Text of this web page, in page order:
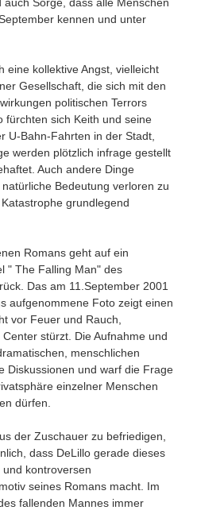
kennen und unter
eine kollektive Angst, vielleicht
Gesellschaft, die sich mit den
politischen Terrors
fürchten sich Keith und seine
U-Bahn-Fahrten in der Stadt,
werden plötzlich infrage gestellt
Auch andere Dinge
Bedeutung verloren zu
grundlegend
Romans geht auf ein
" The Falling Man" des
Das am 11.September 2001
aufgenommene Foto zeigt einen
vor Feuer und Rauch,
stürzt. Die Aufnahme und
menschlichen
Diskussionen und warf die Frage
einzelner Menschen
dürfen.
der Zuschauer zu befriedigen,
dass DeLillo gerade dieses
kontroversen
seines Romans macht. Im
fallenden Mannes immer